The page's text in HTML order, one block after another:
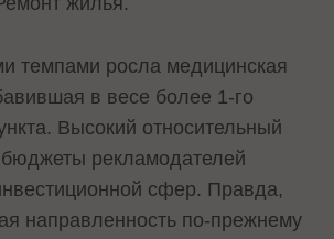
темпами росла медицинская
в весе более 1-го
Высокий относительный
бюджеты рекламодателей
сфер. Правда,
направленность по-прежнему